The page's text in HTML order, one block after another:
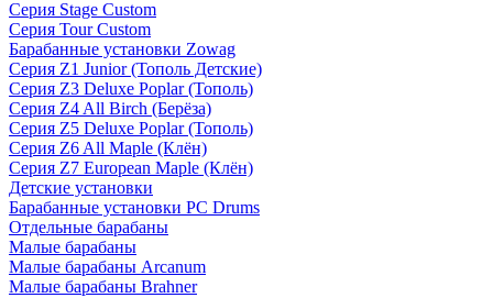
Серия Stage Custom
Серия Tour Custom
Барабанные установки Zowag
Серия Z1 Junior (Тополь Детские)
Серия Z3 Deluxe Poplar (Тополь)
Серия Z4 All Birch (Берёза)
Серия Z5 Deluxe Poplar (Тополь)
Серия Z6 All Maple (Клён)
Серия Z7 European Maple (Клён)
Детские установки
Барабанные установки PC Drums
Отдельные барабаны
Малые барабаны
Малые барабаны Arcanum
Малые барабаны Brahner